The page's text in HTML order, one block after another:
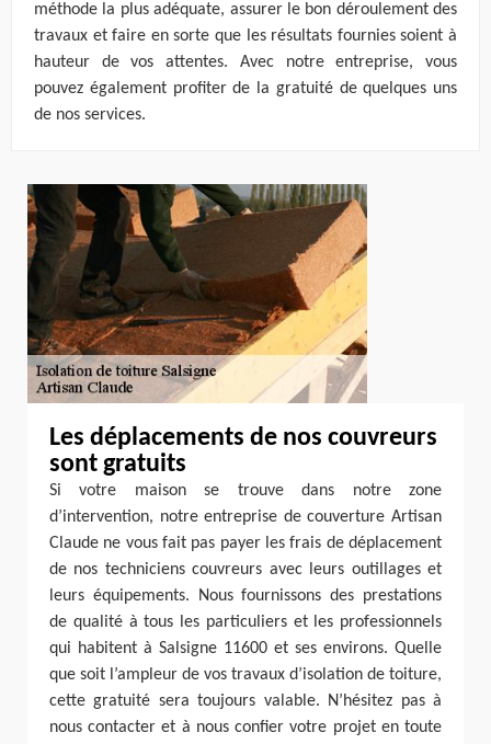
méthode la plus adéquate, assurer le bon déroulement des
travaux et faire en sorte que les résultats fournies soient à
hauteur de vos attentes. Avec notre entreprise, vous
pouvez également profiter de la gratuité de quelques uns
de nos services.
Les déplacements de nos couvreurs
sont gratuits
Si votre maison se trouve dans notre zone
d’intervention, notre entreprise de couverture Artisan
Claude ne vous fait pas payer les frais de déplacement
de nos techniciens couvreurs avec leurs outillages et
leurs équipements. Nous fournissons des prestations
de qualité à tous les particuliers et les professionnels
qui habitent à Salsigne 11600 et ses environs. Quelle
que soit l’ampleur de vos travaux d’isolation de toiture,
cette gratuité sera toujours valable. N’hésitez pas à
nous contacter et à nous confier votre projet en toute